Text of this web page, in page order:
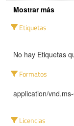
Mostrar más
Etiquetas
No hay Etiquetas
Formatos
application/
Licencias